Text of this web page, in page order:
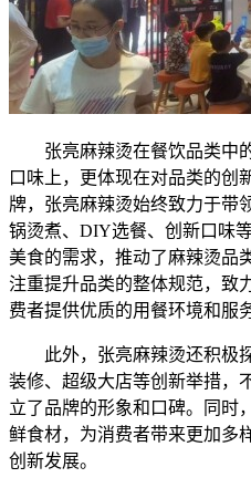
张亮麻辣烫在餐饮品类中的
口味上，更体现在对品类的创
牌，张亮麻辣烫始终致力于带
锅烫煮、DIY选餐、创新口味
美食的需求，推动了麻辣烫品
注重提升品类的整体规范，致
费者提供优质的用餐环境和服
此外，张亮麻辣烫还积极探
装修、超级大店等创新举措，
立了品牌的形象和口碑。同时
鲜食材，为消费者带来更加多
创新发展。